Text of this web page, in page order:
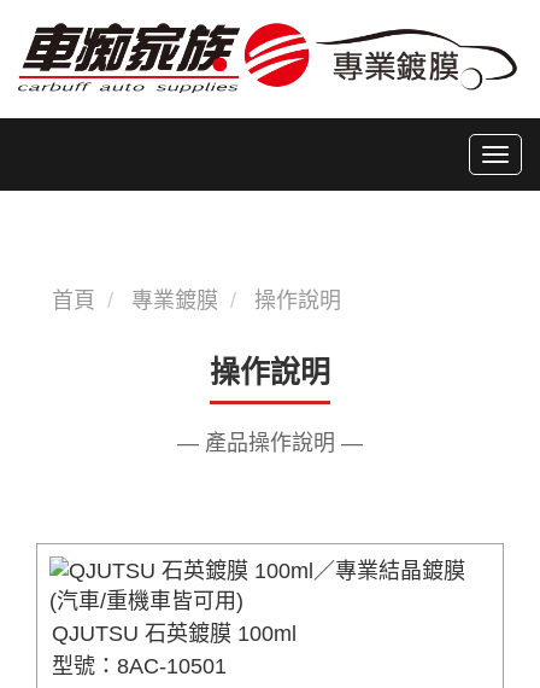
Toggle
首頁 專業鍍膜 操作說明
操作說明
— 產品操作說明 —
QJUTSU 石英鍍膜 100ml
型號：8AC-10501